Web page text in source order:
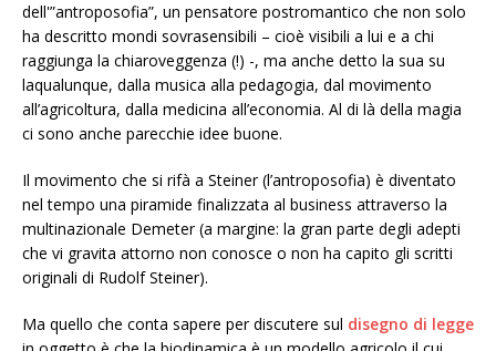
dell'”antroposofia”, un pensatore postromantico che non solo
ha descritto mondi sovrasensibili – cioè visibili a lui e a chi
raggiunga la chiaroveggenza (!) -, ma anche detto la sua su
laqualunque, dalla musica alla pedagogia, dal movimento
all’agricoltura, dalla medicina all’economia. Al di là della magia
ci sono anche parecchie idee buone.
Il movimento che si rifà a Steiner (l’antroposofia) è diventato
nel tempo una piramide finalizzata al business attraverso la
multinazionale Demeter (a margine: la gran parte degli adepti
che vi gravita attorno non conosce o non ha capito gli scritti
originali di Rudolf Steiner).
Ma quello che conta sapere per discutere sul disegno di legge